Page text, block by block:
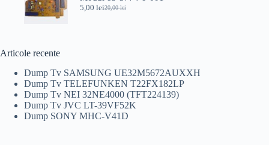
20,00lei
Prețul
5,00 leiPrețul
Articole recente
Dump Tv SAMSUNG UE32M5672AUXXH
Dump Tv TELEFUNKEN T22FX182LP
Dump Tv NEI 32NE4000 (TFT224139)
Dump Tv JVC LT-39VF52K
Dump SONY MHC-V41D